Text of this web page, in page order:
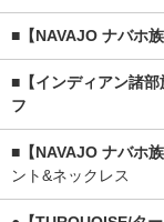
■【NAVAJO ナバホ
■【インディアン諸
フ
■【NAVAJO ナバホ
ント&ネックレス